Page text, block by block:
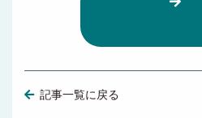
記事一覧に戻る